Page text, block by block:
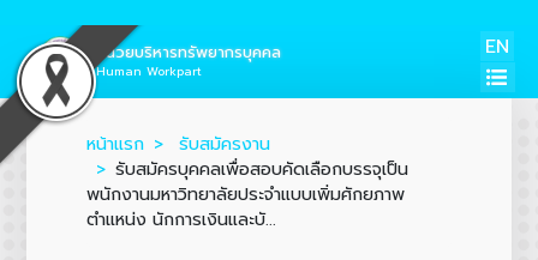
หน่วยบริหารทรัพยากรบุคคล
Human Workpart
EN
หน้าแรก
รับสมัครงาน
รับสมัครบุคคลเพื่อสอบคัดเลือกบรรจุเป็น
พนักงานมหาวิทยาลัยประจำแบบเพิ่มศักยภาพ
ตำแหน่ง นักการเงินและบั...